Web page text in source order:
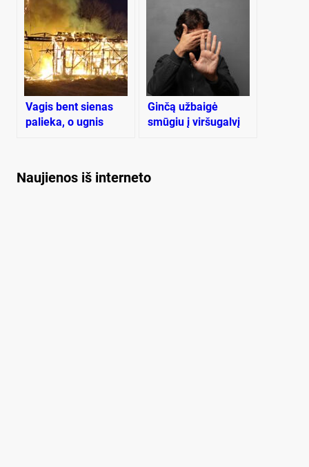
Vagis bent sienas
palieka, o ugnis
Ginčą užbaigė
smūgiu į viršugalvį
Naujienos iš interneto